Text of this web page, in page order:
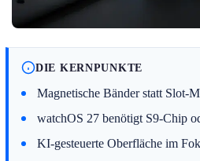
DIE KERNPUNKTE
Magnetische Bänder statt Slot-
watchOS 27 benötigt S9-Chip
KI-gesteuerte Oberfläche im